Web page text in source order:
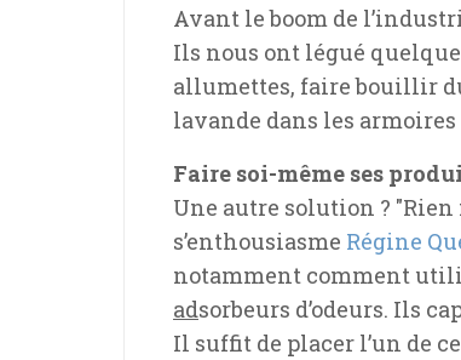
Avant le boom de
Ils nous ont légué
allumettes, faire bouillir
lavande dans les
Faire soi-même ses
Une autre solution ?
s’enthousiasme Régine
notamment comment
adsorbeurs d’odeurs. Ils
Il suffit de placer l’un de